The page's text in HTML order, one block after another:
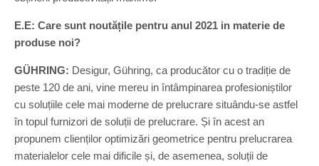
E.E: Care sunt noutățile pentru anul 2021 in materie de
produse noi?
GÜHRING: Desigur, Gühring, ca producător cu o tradiție de
peste 120 de ani, vine mereu in întâmpinarea profesioniștilor
cu soluțiile cele mai moderne de prelucrare situându-se astfel
în topul furnizori de soluții de prelucrare. Și în acest an
propunem clienților optimizări geometrice pentru prelucrarea
materialelor cele mai dificile și, de asemenea, soluții de